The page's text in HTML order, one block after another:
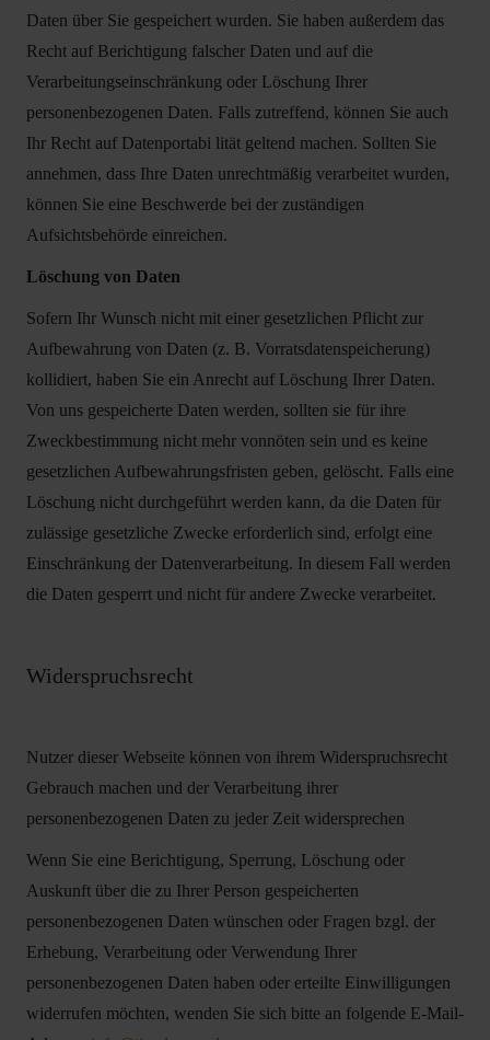
Daten über Sie gespeichert wurden. Sie haben außerdem das
Recht auf Berichtigung falscher Daten und auf die
Verarbeitungseinschränkung oder Löschung Ihrer
personenbezogenen Daten. Falls zutreffend, können Sie auch
Ihr Recht auf Datenportabi lität geltend machen. Sollten Sie
annehmen, dass Ihre Daten unrechtmäßig verarbeitet wurden,
können Sie eine Beschwerde bei der zuständigen
Aufsichtsbehörde einreichen.
Löschung von Daten
Sofern Ihr Wunsch nicht mit einer gesetzlichen Pflicht zur
Aufbewahrung von Daten (z. B. Vorratsdatenspeicherung)
kollidiert, haben Sie ein Anrecht auf Löschung Ihrer Daten.
Von uns gespeicherte Daten werden, sollten sie für ihre
Zweckbestimmung nicht mehr vonnöten sein und es keine
gesetzlichen Aufbewahrungsfristen geben, gelöscht. Falls eine
Löschung nicht durchgeführt werden kann, da die Daten für
zulässige gesetzliche Zwecke erforderlich sind, erfolgt eine
Einschränkung der Datenverarbeitung. In diesem Fall werden
die Daten gesperrt und nicht für andere Zwecke verarbeitet.
Widerspruchsrecht
Nutzer dieser Webseite können von ihrem Widerspruchsrecht
Gebrauch machen und der Verarbeitung ihrer
personenbezogenen Daten zu jeder Zeit widersprechen
Wenn Sie eine Berichtigung, Sperrung, Löschung oder
Auskunft über die zu Ihrer Person gespeicherten
personenbezogenen Daten wünschen oder Fragen bzgl. der
Erhebung, Verarbeitung oder Verwendung Ihrer
personenbezogenen Daten haben oder erteilte Einwilligungen
widerrufen möchten, wenden Sie sich bitte an folgende E-Mail-